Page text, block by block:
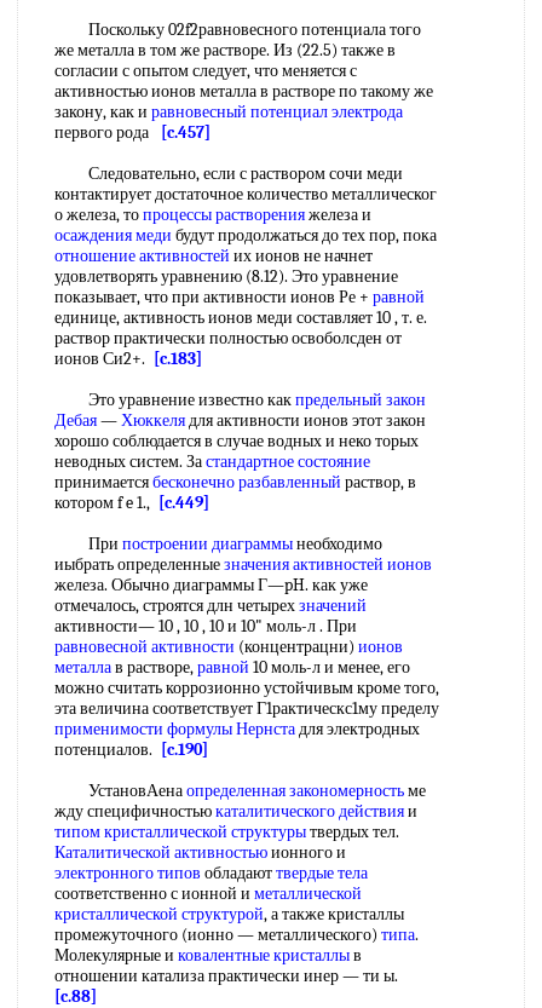
Поскольку 02f2равновесного потенциала того
же металла в том же растворе. Из (22.5) также в
согласии с опытом следует, что меняется с
активностью ионов металла в растворе по такому же
закону, как и равновесный потенциалэлектрода
первого рода
[c.457]
Следовательно, если с раствором сочи меди
контактирует достаточное количество металлическог
о железа, топроцессы растворенияжелеза и
осаждения меди будут продолжаться до тех пор, пока
отношение активностей их ионов не начнет
удовлетворять уравнению (8.12). Это уравнение
показывает, что при активности ионов Ре + равной
единице, активность ионов меди составляет 10 , т. е.
раствор практически полностью освоболсден от
ионов Си2+.
[c.183]
Это уравнение известно какпредельный закон
Дебая—Хюккелядля активности ионов этот закон
хорошо соблюдается в случае водных и неко торых
неводных систем. Застандартное состояние
принимаетсябесконечно разбавленный раствор, в
котором f e 1., [c.449]
При построении диаграммынеобходимо
иыбрать определенныезначения активностей ионов
железа. Обычно диаграммы Г—pH. как уже
отмечалось, строятся длн четырехзначений
активности— 10 , 10 , 10 и 10" моль-л . При
равновесной активности (концентрацни) ионов
металлав растворе,равной 10 моль-л и менее, его
можно считать коррозионно устойчивым кроме того,
эта величина соответствует Г1рактическс1му пределу
применимости формулы Нернстадля электродных
потенциалов.
[c.190]
УстановАенаопределенная закономерностьме
жду специфичностьюкаталитического действияи
типом кристаллической структурытвердых тел.
Каталитической активностьюионного и
электронного типов обладаюттвердые тела
соответственно с ионной и металлической
кристаллической структурой, а также кристаллы
промежуточного (ионно — металлического) типа.
Молекулярные и ковалентные кристаллыв
отношении катализа практически инер — ти ы.
[c.88]